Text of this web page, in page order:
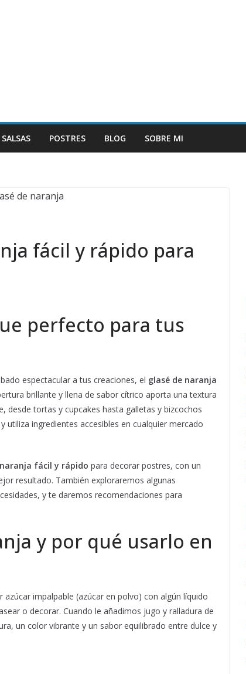
SALSAS POSTRES BLOG SOBRE MI
fácil y rápido para
perfecto para tus
espectacular a tus creaciones, el glasé de naranja
brillante y llena de sabor cítrico aporta una textura
desde tortas y cupcakes hasta galletas y bizcochos
utiliza ingredientes accesibles en cualquier mercado
fácil y rápido para decorar postres, con un
resultado. También exploraremos algunas
y te daremos recomendaciones para
y por qué usarlo en
impalpable (azúcar en polvo) con algún líquido
o decorar. Cuando le añadimos jugo y ralladura de
un color vibrante y un sabor equilibrado entre dulce y